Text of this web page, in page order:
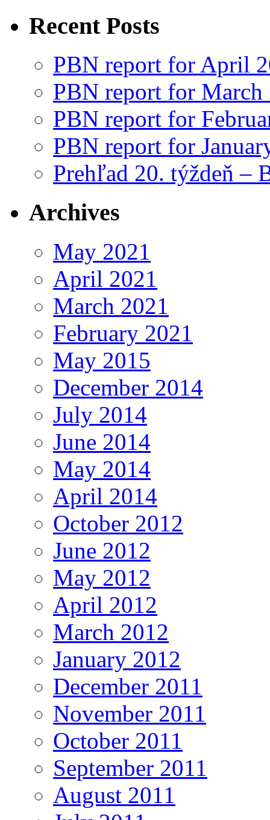
Recent Posts
PBN report for April
PBN report for March
PBN report for
PBN report for
Prehľad 20. týždeň –
Archives
May 2021
April 2021
March 2021
February 2021
May 2015
December 2014
July 2014
June 2014
May 2014
April 2014
October 2012
June 2012
May 2012
April 2012
March 2012
January 2012
December 2011
November 2011
October 2011
September 2011
August 2011